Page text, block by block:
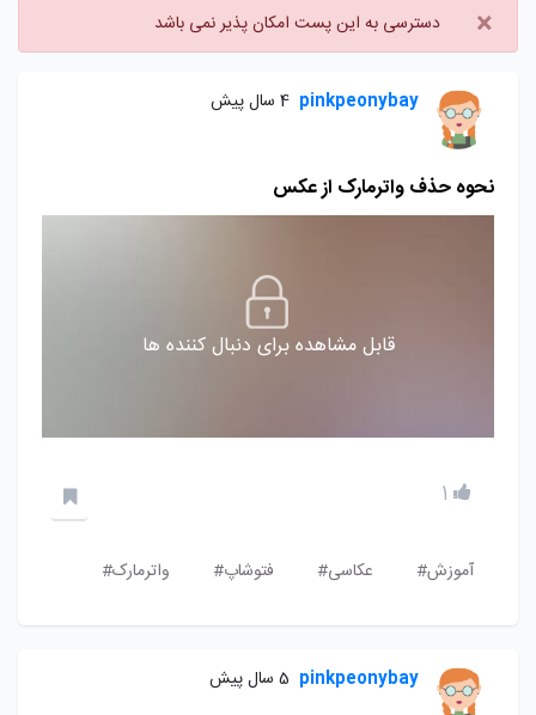
× دسترسی به این پست امکان پذیر نمی باشد
pinkpeonybay 4 سال پیش
نحوه حذف واترمارک از عکس
قابل مشاهده برای دنبال کننده ها
1
آموزش# عکاسی# فتوشاپ# واترمارک#
pinkpeonybay 5 سال پیش